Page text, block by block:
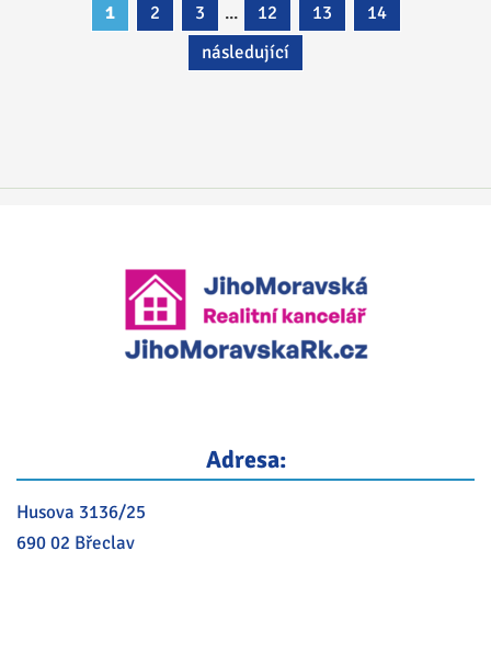
1 2 3 ... 12 13
14
následující
Adresa:
Husova 3136/25
690 02 Břeclav